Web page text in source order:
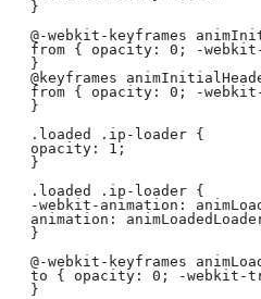
}
@-webkit-keyframes
from { opacity: 0; -
}
@keyframes
from { opacity: 0; -
}
.loaded .ip-loader {
opacity: 1;
}
.loaded .ip-loader {
-webkit-animation:
animation:
}
@-webkit-keyframes
to { opacity: 0; -webkit-
}